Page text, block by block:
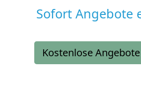
Sofort Angebote
Kostenlose